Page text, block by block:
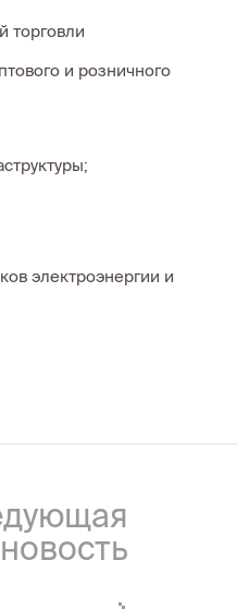
торговли
и розничного
электроэнергии и
новость